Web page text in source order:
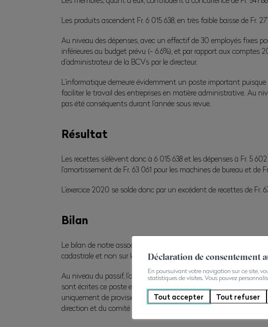
Les produits ascendent Fr. 6 015 638, en très faible baisse de Fr.
Au niveau des dépenses, avec un effectif de 30 employés fixes
inférieures au budget prévu (- 6.6%), et par rapport aux
d’administrateur de la BCVs par le directeur.
L’informatique demeure évidemment un poste important
faciliter le travail des entreprises en matière administrative. Au
pas été conséquents durant l’année sous revue.
Résultat
Les recettes s’élèvent donc à 6 015 638 et les dépenses à Fr. 5
l’amortissement de Fr. 63 061 pour les machines de bureau et de
L’exercice 2020 se solde donc par un excédent de recettes de Fr.
Bilan
Le bilan de notre association s’élève à Fr. 13 921 824, avec
cadastrale et non sur leur valeur vénale.
Au niveau du passif, l’on constate qu’à fin 2021 les capitaux
sont écrites ce poste est à zéro et que notre bilan est par
uniquement de provisions pour divers éléments ou risques à
direction et du comité AVE et une belle santé financière de notre
Déclaration de consentement
En poursuivant votre navigation sur ce site,
statistiques de visites. Vous pouvez
Tout accepter Tout refuser